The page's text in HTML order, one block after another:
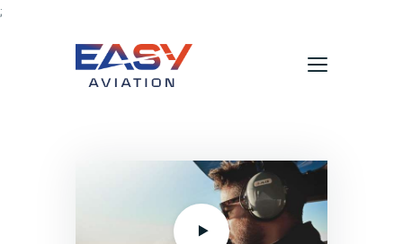
;
Údržba vrtulníků